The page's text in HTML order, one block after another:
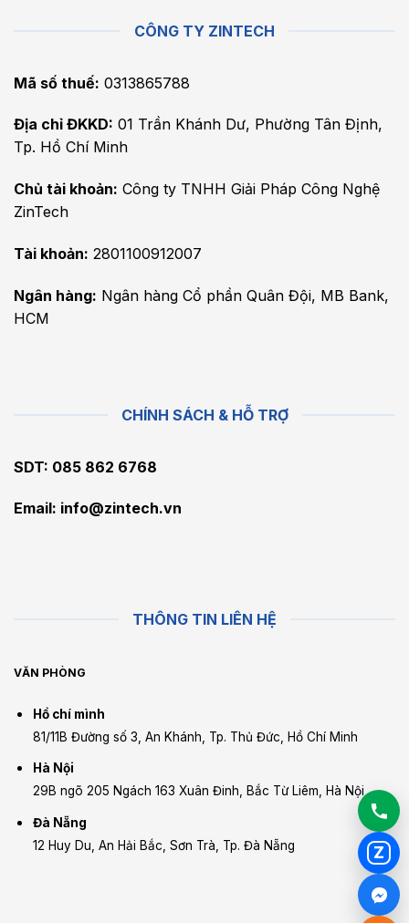
CÔNG TY ZINTECH
Mã số thuế: 0313865788
Địa chỉ ĐKKD: 01 Trần Khánh Dư, Phường Tân Định,
Tp. Hồ Chí Minh
Chủ tài khoản: Công ty TNHH Giải Pháp Công Nghệ
ZinTech
Tài khoản: 2801100912007
Ngân hàng: Ngân hàng Cổ phần Quân Đội, MB Bank,
HCM
CHÍNH SÁCH & HỖ TRỢ
SDT: 085 862 6768
Email: info@zintech.vn
THÔNG TIN LIÊN HỆ
VĂN PHÒNG
Hồ chí mình
81/11B Đường số 3, An Khánh, Tp. Thủ Đức, Hồ Chí Minh
Hà Nội
29B ngõ 205 Ngách 163 Xuân Đinh, Bắc Từ Liêm, Hà Nội
Đà Nẵng
12 Huy Du, An Hải Bắc, Sơn Trà, Tp. Đà Nẵng
Z